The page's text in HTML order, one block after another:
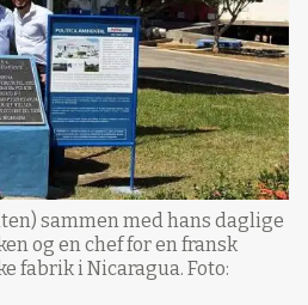
sammen med hans daglige
og en chef for en fransk
fabrik i Nicaragua. Foto: